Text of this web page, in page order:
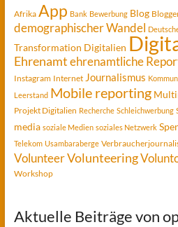
Afrika App Bank Bewerbung Blog
demographischer Wandel
Transformation Digitalien
Ehrenamtehrenamtliche
Instagram Internet Journalismus
Leerstand Mobile reporting
Projekt Digitalien Recherche Schleichwerbung
media soziale Medien soziales Netzwerk
Telekom Usambaraberge
VolunteerVolunteering
Workshop
Aktuelle Beiträge von